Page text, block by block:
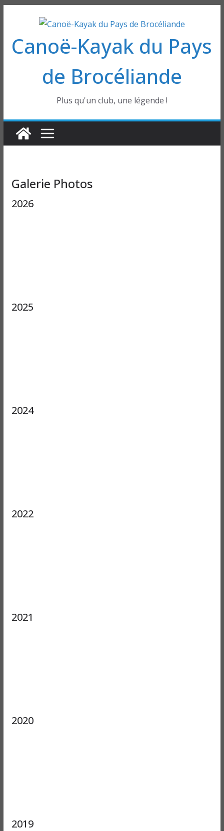
contenu
Canoë-Kayak du Pays
de Brocéliande
Plus qu'un club, une légende !
Galerie Photos
2026
2025
2024
2022
2021
2020
2019